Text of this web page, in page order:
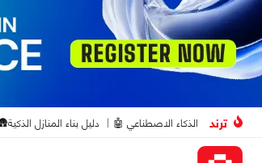
ترند الذكاء الاصطناعي 🤖 دليل بناء المنازل الذكية🛖